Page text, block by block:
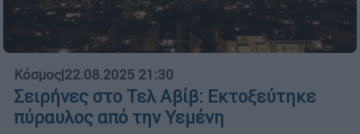
Κόσμος|22.08.2025 21:30
Σειρήνες στο Τελ Αβίβ: Εκτοξεύτηκε
πύραυλος από την Υεμένη